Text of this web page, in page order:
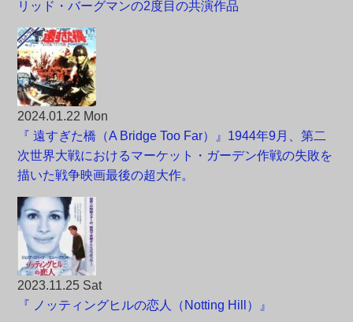
リッド・バーグマンの2度目の共演作品
2024.01.22 Mon
『 遠すぎた橋（A Bridge Too Far）』1944年9月、第二
次世界大戦におけるマーケット・ガーデン作戦の失敗を
描いた戦争映画最後の超大作。
2023.11.25 Sat
『 ノッティングヒルの恋人（Notting Hill）』